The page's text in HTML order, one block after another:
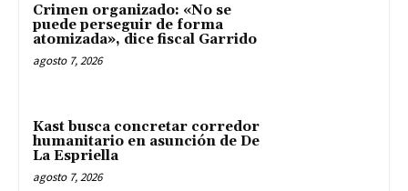
Crimen organizado: «No se
puede perseguir de forma
atomizada», dice fiscal Garrido
agosto 7, 2026
Kast busca concretar corredor
humanitario en asunción de De
La Espriella
agosto 7, 2026